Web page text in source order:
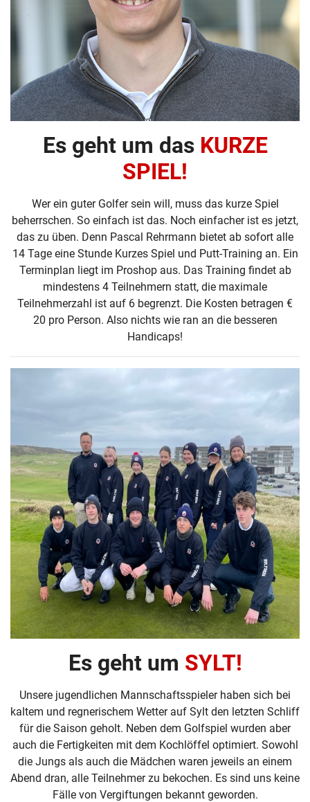
Es geht um das KURZE
SPIEL!
Wer ein guter Golfer sein will, muss das kurze Spiel
beherrschen. So einfach ist das. Noch einfacher ist es jetzt,
das zu üben. Denn Pascal Rehrmann bietet ab sofort alle
14 Tage eine Stunde Kurzes Spiel und Putt-Training an. Ein
Terminplan liegt im Proshop aus. Das Training findet ab
mindestens 4 Teilnehmern statt, die maximale
Teilnehmerzahl ist auf 6 begrenzt. Die Kosten betragen €
20 pro Person. Also nichts wie ran an die besseren
Handicaps!
Es geht um SYLT!
Unsere jugendlichen Mannschaftsspieler haben sich bei
kaltem und regnerischem Wetter auf Sylt den letzten Schliff
für die Saison geholt. Neben dem Golfspiel wurden aber
auch die Fertigkeiten mit dem Kochlöffel optimiert. Sowohl
die Jungs als auch die Mädchen waren jeweils an einem
Abend dran, alle Teilnehmer zu bekochen. Es sind uns keine
Fälle von Vergiftungen bekannt geworden.